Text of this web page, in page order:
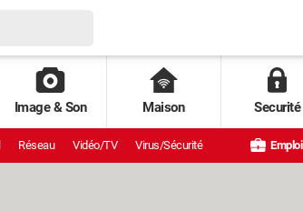
Image & Son Maison Securité
Réseau Vidéo/TV Virus/Sécurité Emploi